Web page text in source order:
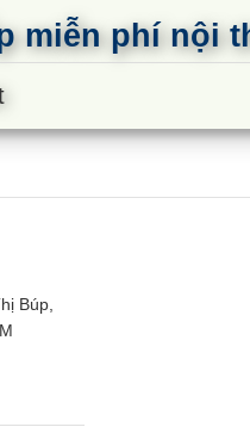
miễn phí nội
Búp,